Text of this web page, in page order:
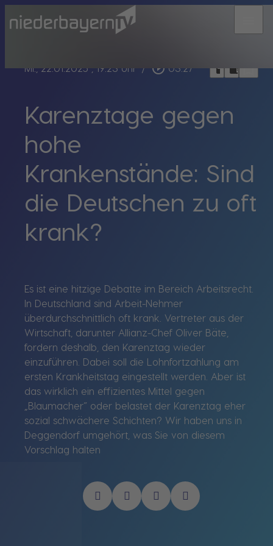
Mi., 22.01.2025 , 19:23 Uhr / play_circle_outline 03:27 headphoneschrome_reader_modebookmark_border
Karenztage gegen
hohe
Krankenstände: Sind
die Deutschen zu oft
krank?
Es ist eine hitzige Debatte im Bereich Arbeitsrecht.
In Deutschland sind Arbeit-Nehmer
überdurchschnittlich oft krank. Vertreter aus der
Wirtschaft, darunter Allianz-Chef Oliver Bäte,
fordern deshalb, den Karenztag wieder
einzuführen. Dabei soll die Lohnfortzahlung am
ersten Krankheitstag eingestellt werden. Aber ist
das wirklich ein effizientes Mittel gegen
„Blaumacher“ oder belastet der Karenztag eher
sozial schwächere Schichten? Wir haben uns in
Deggendorf umgehört, was Sie von diesem
Vorschlag halten